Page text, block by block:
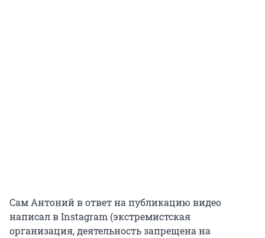
Сам Антоний в ответ на публикацию видео
написал в Instagram (экстремистская
организация, деятельность запрещена на